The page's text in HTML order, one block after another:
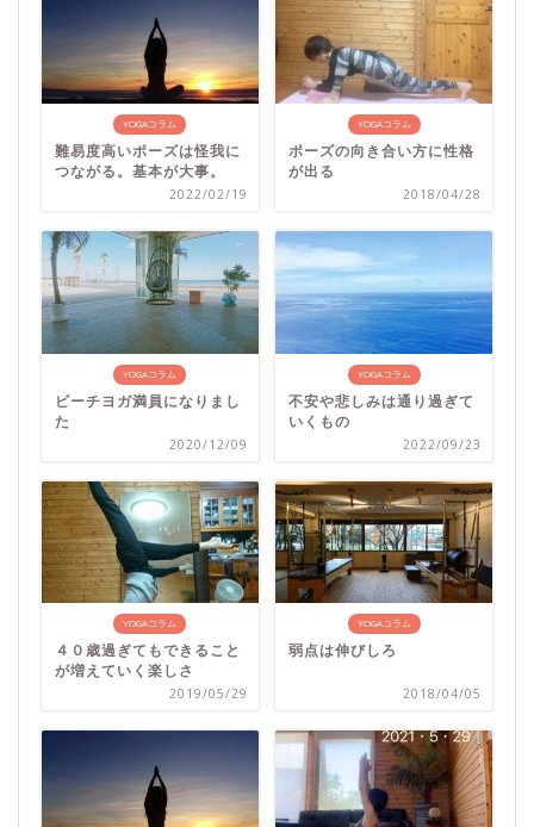
YOGAコラム
難易度高いポーズは怪我に
つながる。基本が大事。
2022/02/19
YOGAコラム
ポーズの向き合い方に性格
が出る
2018/04/28
YOGAコラム
ビーチヨガ満員になりまし
た
2020/12/09
YOGAコラム
不安や悲しみは通り過ぎて
いくもの
2022/09/23
YOGAコラム
４０歳過ぎてもできること
が増えていく楽しさ
2019/05/29
YOGAコラム
弱点は伸びしろ
2018/04/05